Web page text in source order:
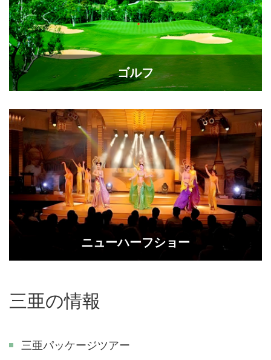
ゴルフ
ニューハーフショー
三亜の情報
三亜パッケージツアー